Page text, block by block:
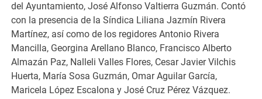
del Ayuntamiento, José Alfonso Valtierra Guzmán. Contó
con la presencia de la Síndica Liliana Jazmín Rivera
Martínez, así como de los regidores Antonio Rivera
Mancilla, Georgina Arellano Blanco, Francisco Alberto
Almazán Paz, Nalleli Valles Flores, Cesar Javier Vilchis
Huerta, María Sosa Guzmán, Omar Aguilar García,
Maricela López Escalona y José Cruz Pérez Vázquez.